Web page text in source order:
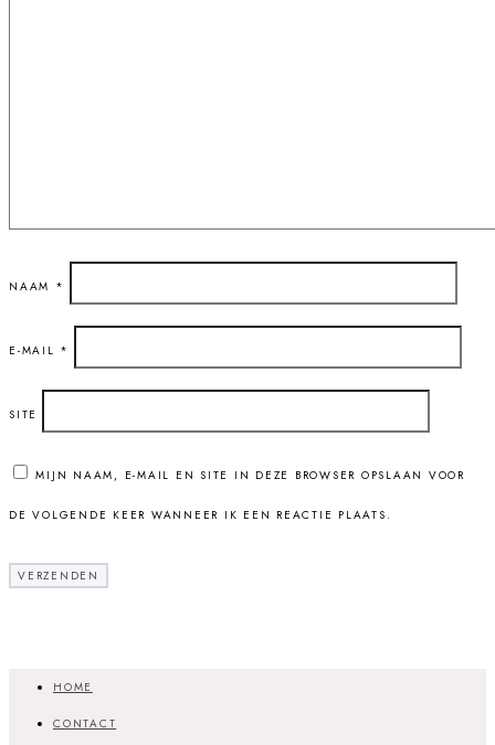
NAAM *
E-MAIL *
SITE
MIJN NAAM, E-MAIL EN SITE IN DEZE BROWSER OPSLAAN VOOR
DE VOLGENDE KEER WANNEER IK EEN REACTIE PLAATS.
HOME
CONTACT